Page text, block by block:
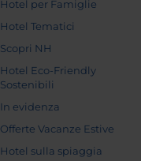
Hotel per Famiglie
Hotel Tematici
Scopri NH
Hotel Eco-Friendly
Sostenibili
In evidenza
Offerte Vacanze Estive
Hotel sulla spiaggia